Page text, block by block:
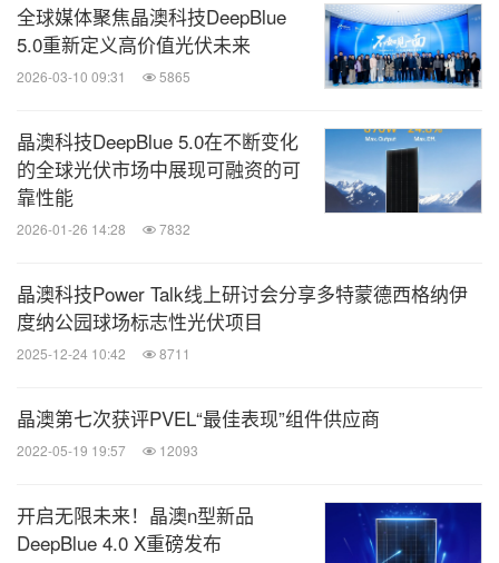
全球媒体聚焦晶澳科技DeepBlue
5.0重新定义高价值光伏未来
2026-03-10 09:31 5865
晶澳科技DeepBlue 5.0在不断变化
的全球光伏市场中展现可融资的可
靠性能
2026-01-26 14:28 7832
晶澳科技Power Talk线上研讨会分享多特蒙德西格纳伊
度纳公园球场标志性光伏项目
2025-12-24 10:42 8711
晶澳第七次获评PVEL“最佳表现”组件供应商
2022-05-19 19:57 12093
开启无限未来！晶澳n型新品
DeepBlue 4.0 X重磅发布